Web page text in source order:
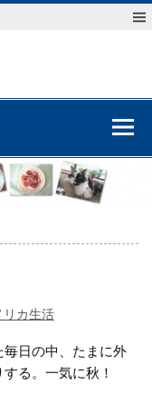
リカ生活
日の中、たまに外
る。一気に秋！